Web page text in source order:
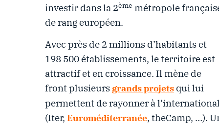
investir dans la 2ème métropole
de rang européen.
Avec près de 2 millions d’habitants et
198 500 établissements, le territoire est
attractif et en croissance. Il mène de
front plusieurs grands projets qui lui
permettent de rayonner à
(Iter, Euroméditerranée, theCamp, …).